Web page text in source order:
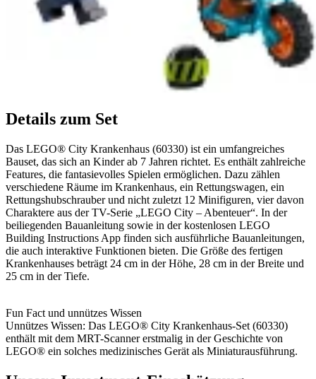
Details zum Set
Das LEGO® City Krankenhaus (60330) ist ein umfangreiches
Bauset, das sich an Kinder ab 7 Jahren richtet. Es enthält zahlreiche
Features, die fantasievolles Spielen ermöglichen. Dazu zählen
verschiedene Räume im Krankenhaus, ein Rettungswagen, ein
Rettungshubschrauber und nicht zuletzt 12 Minifiguren, vier davon
Charaktere aus der TV-Serie „LEGO City – Abenteuer“. In der
beiliegenden Bauanleitung sowie in der kostenlosen LEGO
Building Instructions App finden sich ausführliche Bauanleitungen,
die auch interaktive Funktionen bieten. Die Größe des fertigen
Krankenhauses beträgt 24 cm in der Höhe, 28 cm in der Breite und
25 cm in der Tiefe.
Fun Fact und unnützes Wissen
Unnützes Wissen: Das LEGO® City Krankenhaus-Set (60330)
enthält mit dem MRT-Scanner erstmalig in der Geschichte von
LEGO® ein solches medizinisches Gerät als Miniaturausführung.